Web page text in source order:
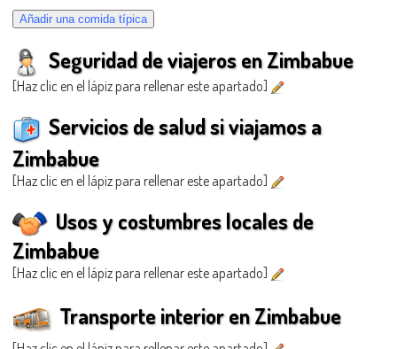
Seguridad de viajeros en Zimbabue
[Haz clic en el lápiz para rellenar este apartado]
Servicios de salud si viajamos a
Zimbabue
[Haz clic en el lápiz para rellenar este apartado]
Usos y costumbres locales de
Zimbabue
[Haz clic en el lápiz para rellenar este apartado]
Transporte interior en Zimbabue